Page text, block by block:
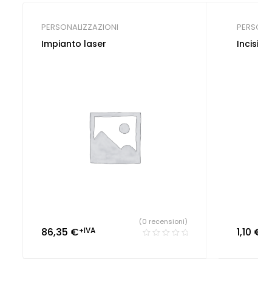
PERSONALIZZAZIONI
Impianto laser
86,35 €+IVA
(0 recensioni)
1,10